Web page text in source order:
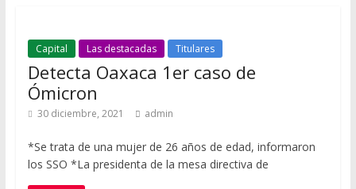
Capital Las destacadas Titulares
Detecta Oaxaca 1er caso de
Ómicron
30 diciembre, 2021 admin
*Se trata de una mujer de 26 años de edad, informaron
los SSO *La presidenta de la mesa directiva de